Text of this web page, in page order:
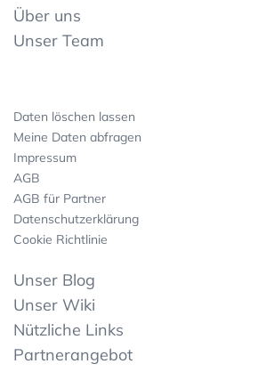
Über uns
Unser Team
Daten löschen lassen
Meine Daten abfragen
Impressum
AGB
AGB für Partner
Datenschutzerklärung
Cookie Richtlinie
Unser Blog
Unser Wiki
Nützliche Links
Partnerangebot